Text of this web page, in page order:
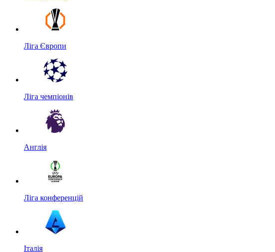
Ліга Європи
Ліга чемпіонів
Англія
Ліга конференцій
Італія